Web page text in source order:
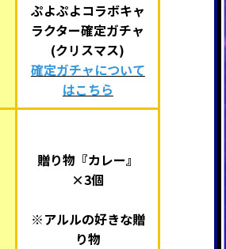
ぷよぷよコラボキャ
ラクター確定ガチャ
(クリスマス)
確定ガチャについて
はこちら
贈り物『カレー』
×3個
※アルルの好きな贈
り物